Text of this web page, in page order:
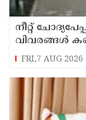
നീറ്റ്
വിവരങ്ങൾ
FRI,7 AUG 2026